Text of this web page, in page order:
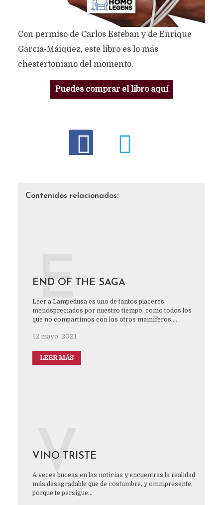
Con permiso de Carlos Esteban y de Enrique
García-Máiquez, este libro es lo más
chestertoniano del momento.
Puedes comprar el libro aquí
Contenidos relacionados:
END OF THE SAGA
Leer a Lampedusa es uno de tantos placeres
menospreciados por nuestro tiempo, como todos los
que no compartimos con los otros mamíferos....
12 mayo, 2021
E
LEER MÁS
VINO TRISTE
A veces buceas en las noticias y encuentras la realidad
más desagradable que de costumbre, y omnipresente,
porque te persigue...
V